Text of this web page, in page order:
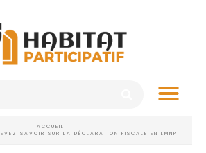
ACCUEIL
SAVOIR SUR LA DÉCLARATION FISCALE EN LMNP